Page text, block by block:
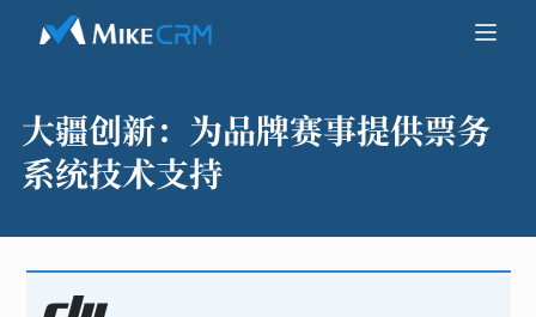
大疆创新： 为品牌赛事提供票务
系统技术支持